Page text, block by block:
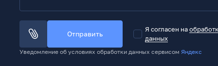
Отправить
Я согласен на
данных
Уведомление об условиях обработки данных сервисом Яндекс